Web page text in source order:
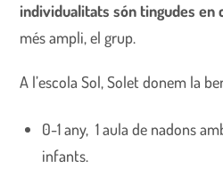
individualitats són tingudes en
més ampli, el grup.
A l’escola Sol, Solet donem la
0-1 any, 1 aula de nadons
infants.